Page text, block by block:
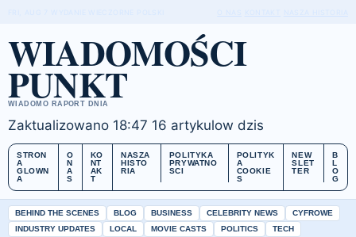
WIADOMOŚCI
PUNKT
WIADOMO RAPORT DNIA
Zaktualizowano 18:47 16 artykulow dzis
STRON
A
GLOWN
A
O
N
A
S
KO
NT
AK
T
NASZA
HISTO
RIA
POLITYKA
PRYWATNO
SCI
POLITYK
A
COOKIE
S
NEW
SLET
TER
B
L
O
G
BEHIND THE SCENES BLOG BUSINESS CELEBRITY NEWS
CYFROWE
INDUSTRY UPDATES
LOCAL MOVIE CASTS POLITICS
TECH